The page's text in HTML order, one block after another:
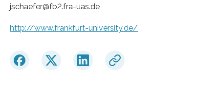
jschaefer@fb2.fra-uas.de
http://www.frankfurt-university.de/